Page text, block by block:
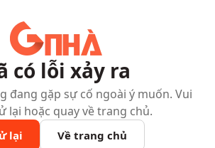
có lỗi xảy ra
đang gặp sự cố ngoài ý muốn. Vui
lại hoặc quay về trang chủ.
lại Về trang chủ